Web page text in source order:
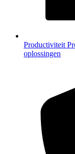
Productiviteit
oplossingen